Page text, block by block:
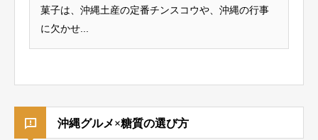
菓子は、沖縄土産の定番チンスコウや、沖縄の行事
に欠かせ...
沖縄グルメ×糖質の選び方